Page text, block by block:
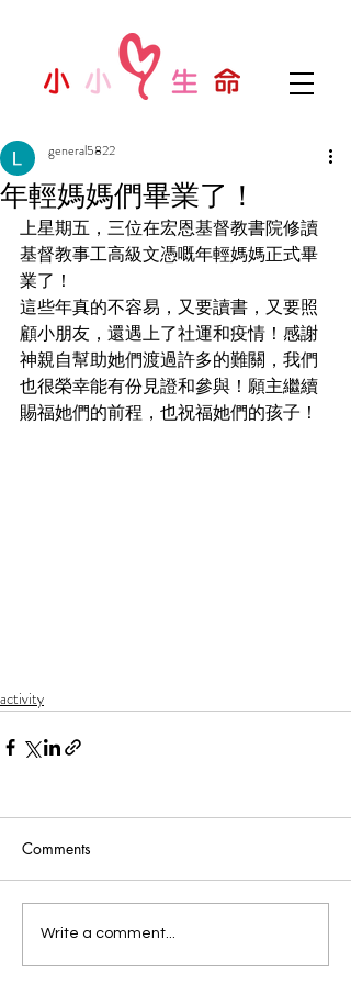
年輕媽媽們畢業了！
general5822
上星期五，三位在宏恩基督教書院修讀
基督教事工高級文憑嘅年輕媽媽正式畢
業了！
這些年真的不容易，又要讀書，又要照
顧小朋友，還遇上了社運和疫情！感謝
神親自幫助她們渡過許多的難關，我們
也很榮幸能有份見證和參與！願主繼續
賜福她們的前程，也祝福她們的孩子！
activity
Comments
Write a comment...